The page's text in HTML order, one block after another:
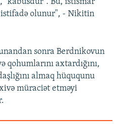
"kabusdur". Bu, istismar
olunur", - Nikitin
sonra Berdnikovun
axtardığını,
almaq hüququnu
müraciət etməyi